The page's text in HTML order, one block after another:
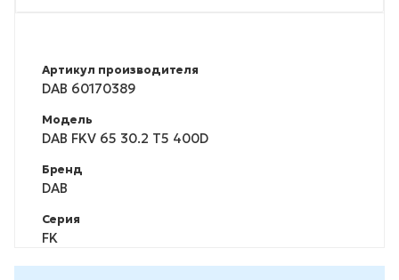
Артикул производителя
DAB 60170389
Модель
DAB FKV 65 30.2 T5 400D
Бренд
DAB
Серия
FK